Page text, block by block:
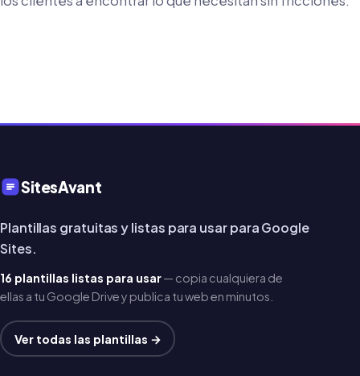
SitesAvant
Plantillas gratuitas y listas para usar para Google
Sites.
16 plantillas listas para usar— copia cualquiera de
ellas a tu Google Drive y publica tu web en minutos.
Ver todas las plantillas →